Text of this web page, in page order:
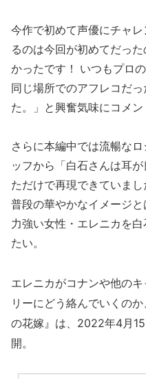
今作で初めて声優にチャ
るのは今回が初めてだっ
かったです！ いつもプロ
同じ場所でのアフレコだ
た。」と興奮気味にコメン
さらに本編中では流暢な
ッフから「白石さんは耳
ただけで再現できていまし
普段の華やかなイメージ
力強い女性・エレニカを
たい。
エレニカがコナンや他の
リーにどう絡んでいくの
の花嫁』は、2022年4月
開。